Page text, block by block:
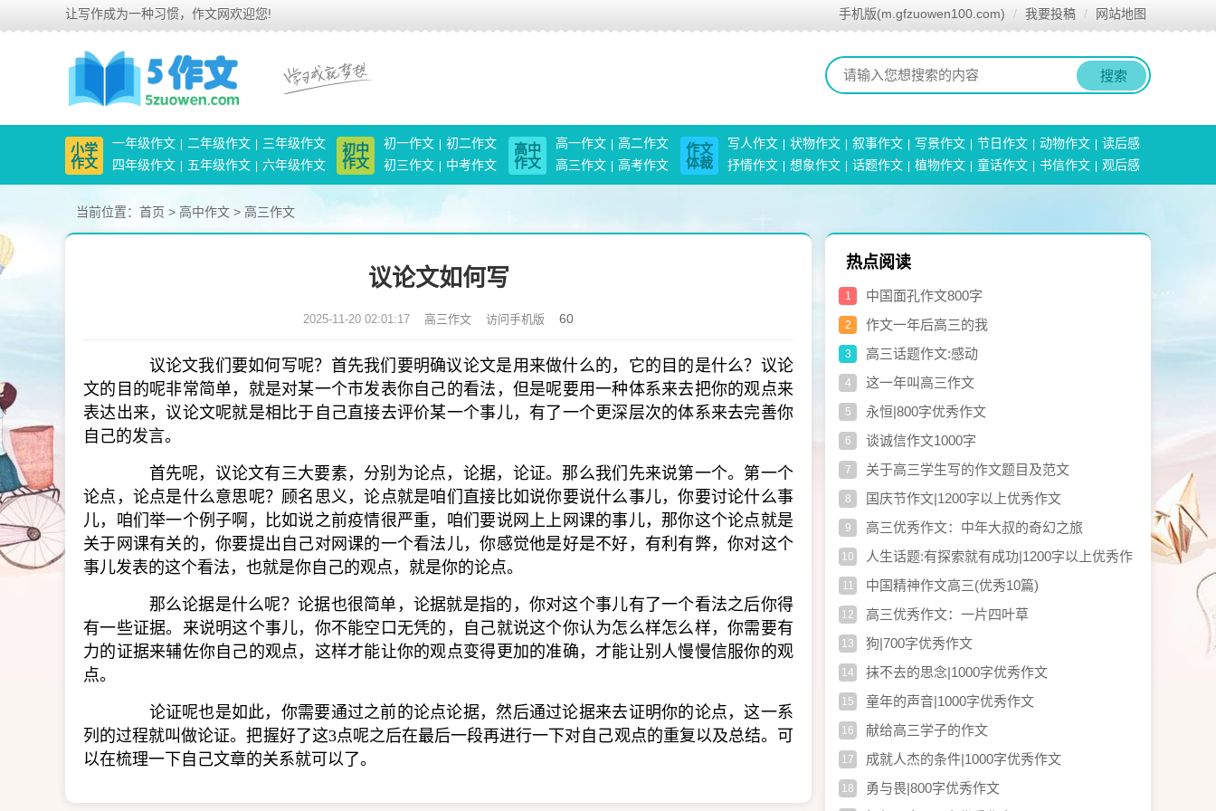
让写作成为一种习惯，作文网欢迎您! 手机版(m.gfzuowen100.com) 我要投稿 网站地图
搜索
小学
作文
一年级作文 二年级作文
三年级作文
四年级作文
五年级作文 六年级作文
初中
作文
初一作文
初二作文
初三作文
中考作文
高中
作文
高一作文
高二作文
高三作文
高考作文
作文
体裁
写人作文 状物作文 叙事作文 写景作文 节日作文 动物作文
读后感
抒情作文
想象作文 话题作文 植物作文 童话作文 书信作文 观后感
当前位置： 首页 > 高中作文 > 高三作文
议论文如何写
2025-11-20 02:01:17 高三作文 访问手机版 60
议论文我们要如何写呢？首先我们要明确议论文是用来做什么的，它的目的是什么？议论
文的目的呢非常简单，就是对某一个市发表你自己的看法，但是呢要用一种体系来去把你的观点来
表达出来，议论文呢就是相比于自己直接去评价某一个事儿，有了一个更深层次的体系来去完善你
自己的发言。
首先呢，议论文有三大要素，分别为论点，论据，论证。那么我们先来说第一个。第一个
论点，论点是什么意思呢？顾名思义，论点就是咱们直接比如说你要说什么事儿，你要讨论什么事
儿，咱们举一个例子啊，比如说之前疫情很严重，咱们要说网上上网课的事儿，那你这个论点就是
关于网课有关的，你要提出自己对网课的一个看法儿，你感觉他是好是不好，有利有弊，你对这个
事儿发表的这个看法，也就是你自己的观点，就是你的论点。
那么论据是什么呢？论据也很简单，论据就是指的，你对这个事儿有了一个看法之后你得
有一些证据。来说明这个事儿，你不能空口无凭的，自己就说这个你认为怎么样怎么样，你需要有
力的证据来辅佐你自己的观点，这样才能让你的观点变得更加的准确，才能让别人慢慢信服你的观
点。
论证呢也是如此，你需要通过之前的论点论据，然后通过论据来去证明你的论点，这一系
列的过程就叫做论证。把握好了这3点呢之后在最后一段再进行一下对自己观点的重复以及总结。可
以在梳理一下自己文章的关系就可以了。
热点阅读
1 中国面孔作文800字
2 作文一年后高三的我
3 高三话题作文:感动
4 这一年叫高三作文
5 永恒|800字优秀作文
6 谈诚信作文1000字
7 关于高三学生写的作文题目及范文
8 国庆节作文|1200字以上优秀作文
9 高三优秀作文：中年大叔的奇幻之旅
10
人生话题:有探索就有成功|1200字以上优秀作
文
11 中国精神作文高三(优秀10篇)
12 高三优秀作文：一片四叶草
13 狗|700字优秀作文
14 抹不去的思念|1000字优秀作文
15 童年的声音|1000字优秀作文
16 献给高三学子的作文
17 成就人杰的条件|1000字优秀作文
18
勇与畏|800字优秀作文